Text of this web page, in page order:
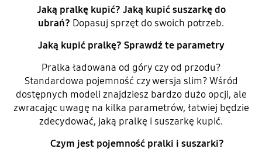
Jaką pralkę kupić? Jaką kupić suszarkę do
ubrań? Dopasuj sprzęt do swoich potrzeb.
Jaką kupić pralkę? Sprawdź te parametry
Pralka ładowana od góry czy od przodu?
Standardowa pojemność czy wersja slim? Wśród
dostępnych modeli znajdziesz bardzo dużo opcji, ale
zwracając uwagę na kilka parametrów, łatwiej będzie
zdecydować, jaką pralkę i suszarkę kupić.
Czym jest pojemność pralki i suszarki?